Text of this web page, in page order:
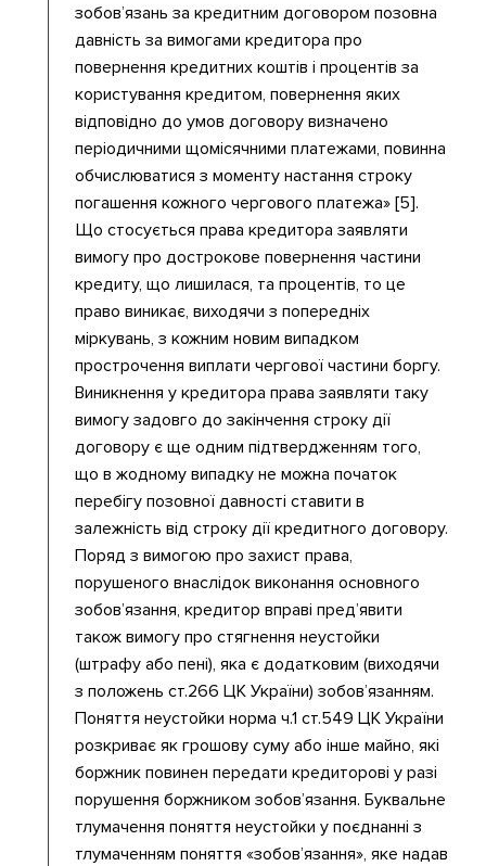
зобов’язань за кредитним договором позовна
давність за вимогами кредитора про
повернення кредитних коштів і процентів за
користування кредитом, повернення яких
відповідно до умов договору визначено
періодичними щомісячними платежами, повинна
обчислюватися з моменту настання строку
погашення кожного чергового платежа» [5].
Що стосується права кредитора заявляти
вимогу про дострокове повернення частини
кредиту, що лишилася, та процентів, то це
право виникає, виходячи з попередніх
міркувань, з кожним новим випадком
прострочення виплати чергової частини боргу.
Виникнення у кредитора права заявляти таку
вимогу задовго до закінчення строку дії
договору є ще одним підтвердженням того,
що в жодному випадку не можна початок
перебігу позовної давності ставити в
залежність від строку дії кредитного договору.
Поряд з вимогою про захист права,
порушеного внаслідок виконання основного
зобов’язання, кредитор вправі пред’явити
також вимогу про стягнення неустойки
(штрафу або пені), яка є додатковим (виходячи
з положень ст.266 ЦК України) зобов’язанням.
Поняття неустойки норма ч.1 ст.549 ЦК України
розкриває як грошову суму або інше майно, які
боржник повинен передати кредиторові у разі
порушення боржником зобов’язання. Буквальне
тлумачення поняття неустойки у поєднанні з
тлумаченням поняття «зобов’язання», яке надав